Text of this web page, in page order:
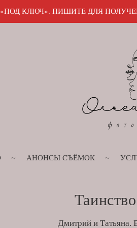
АНОНСЫ СЪЁМОК
Дмитрий и Татьяна.
ДЛЯ ПОЛУЧЕНИЯ ПОДРОБНОЙ